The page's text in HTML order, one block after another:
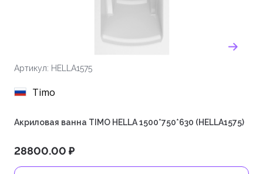
Артикул: HELLA1575
Timo
Акриловая ванна TIMO HELLA 1500*750*630 (HELLA1575)
28800.00 ₽